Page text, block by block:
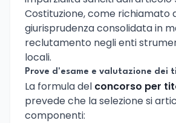
Costituzione, come richiamato
giurisprudenza consolidata in
reclutamento negli enti
locali.
Prove d'esame e valutazione dei
La formula del concorso per
prevede che la selezione si
componenti: